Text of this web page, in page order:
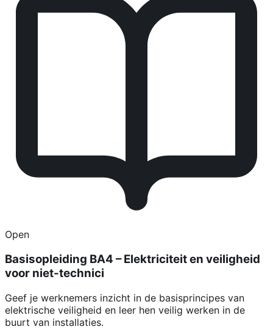
Open
Basisopleiding BA4 – Elektriciteit en veiligheid
voor niet-technici
Geef je werknemers inzicht in de basisprincipes van
elektrische veiligheid en leer hen veilig werken in de
buurt van installaties.